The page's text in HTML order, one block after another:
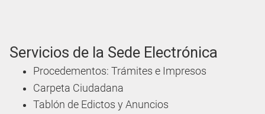
Servicios de la Sede Electrónica
Procedementos: Trámites e Impresos
Carpeta Ciudadana
Tablón de Edictos y Anuncios